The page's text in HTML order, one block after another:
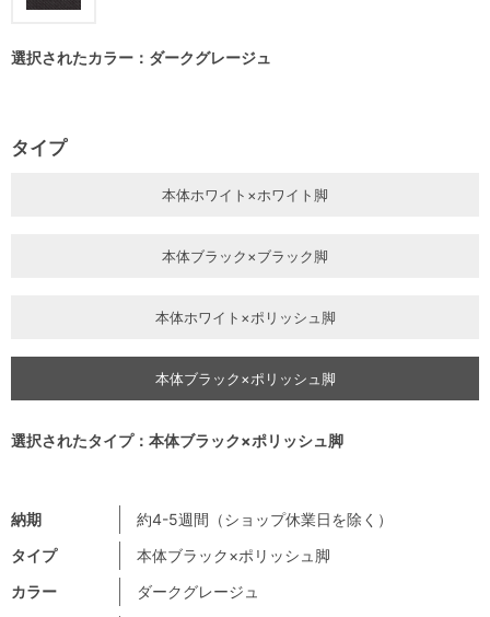
納期
約4-5週間（ショップ休業日を除く）
タイプ
本体ブラック×ポリッシュ脚
カラー
ダークグレージュ
選択されたカラー：ダークグレージュ
タイプ
本体ホワイト×ホワイト脚
本体ブラック×ブラック脚
本体ホワイト×ポリッシュ脚
本体ブラック×ポリッシュ脚
選択されたタイプ：本体ブラック×ポリッシュ脚